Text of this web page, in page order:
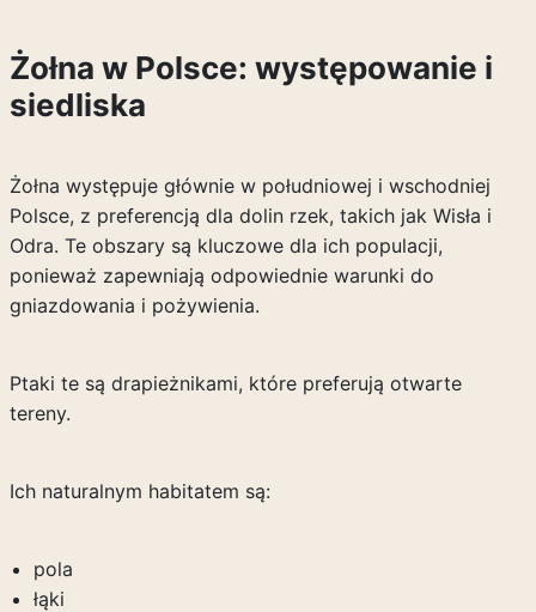
Żołna w Polsce: występowanie i
siedliska
Żołna występuje głównie w południowej i wschodniej
Polsce, z preferencją dla dolin rzek, takich jak Wisła i
Odra. Te obszary są kluczowe dla ich populacji,
ponieważ zapewniają odpowiednie warunki do
gniazdowania i pożywienia.
Ptaki te są drapieżnikami, które preferują otwarte
tereny.
Ich naturalnym habitatem są:
pola
łąki